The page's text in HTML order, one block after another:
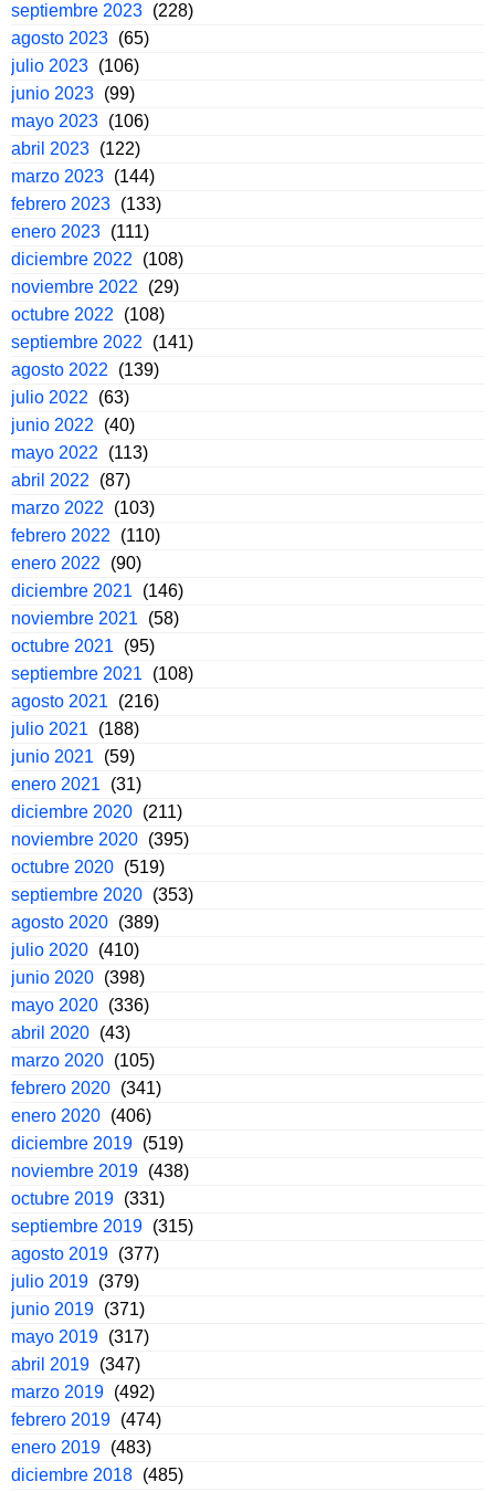
septiembre 2023 (228)
agosto 2023 (65)
julio 2023 (106)
junio 2023 (99)
mayo 2023 (106)
abril 2023 (122)
marzo 2023 (144)
febrero 2023 (133)
enero 2023 (111)
diciembre 2022
(108)
noviembre 2022
(29)
octubre 2022
(108)
septiembre 2022
(141)
agosto 2022
(139)
julio 2022
(63)
junio 2022
(40)
mayo 2022
(113)
abril 2022
(87)
marzo 2022
(103)
febrero 2022
(110)
enero 2022
(90)
diciembre 2021
(146)
noviembre 2021
(58)
octubre 2021
(95)
septiembre 2021
(108)
agosto 2021
(216)
julio 2021
(188)
junio 2021
(59)
enero 2021
(31)
diciembre 2020 (211)
noviembre 2020 (395)
octubre 2020 (519)
septiembre 2020 (353)
agosto 2020 (389)
julio 2020 (410)
junio 2020 (398)
mayo 2020 (336)
abril 2020 (43)
marzo 2020 (105)
febrero 2020 (341)
enero 2020 (406)
diciembre 2019 (519)
noviembre 2019 (438)
octubre 2019 (331)
septiembre 2019 (315)
agosto 2019 (377)
julio 2019 (379)
junio 2019 (371)
mayo 2019 (317)
abril 2019 (347)
marzo 2019 (492)
febrero 2019 (474)
enero 2019 (483)
diciembre 2018 (485)